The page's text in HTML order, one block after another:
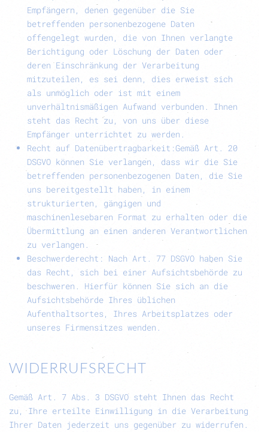
Empfängern, denen gegenüber die Sie
betreffenden personenbezogene Daten
offengelegt wurden, die von Ihnen verlangte
Berichtigung oder Löschung der Daten oder
deren Einschränkung der Verarbeitung
mitzuteilen, es sei denn, dies erweist sich
als unmöglich oder ist mit einem
unverhältnismäßigen Aufwand verbunden. Ihnen
steht das Recht zu, von uns über diese
Empfänger unterrichtet zu werden.
Recht auf Datenübertragbarkeit:Gemäß Art. 20
DSGVO können Sie verlangen, dass wir die Sie
betreffenden personenbezogenen Daten, die Sie
uns bereitgestellt haben, in einem
strukturierten, gängigen und
maschinenlesebaren Format zu erhalten oder die
Übermittlung an einen anderen Verantwortlichen
zu verlangen.
Beschwerderecht : Nach Art. 77 DSGVO haben Sie
das Recht, sich bei einer Aufsichtsbehörde zu
beschweren. Hierfür können Sie sich an die
Aufsichtsbehörde Ihres üblichen
Aufenthaltsortes, Ihres Arbeitsplatzes oder
unseres Firmensitzes wenden.
WIDERRUFSRECHT
Gemäß Art. 7 Abs. 3 DSGVO steht Ihnen das Recht
zu, Ihre erteilte Einwilligung in die Verarbeitung
Ihrer Daten jederzeit uns gegenüber zu widerrufen.